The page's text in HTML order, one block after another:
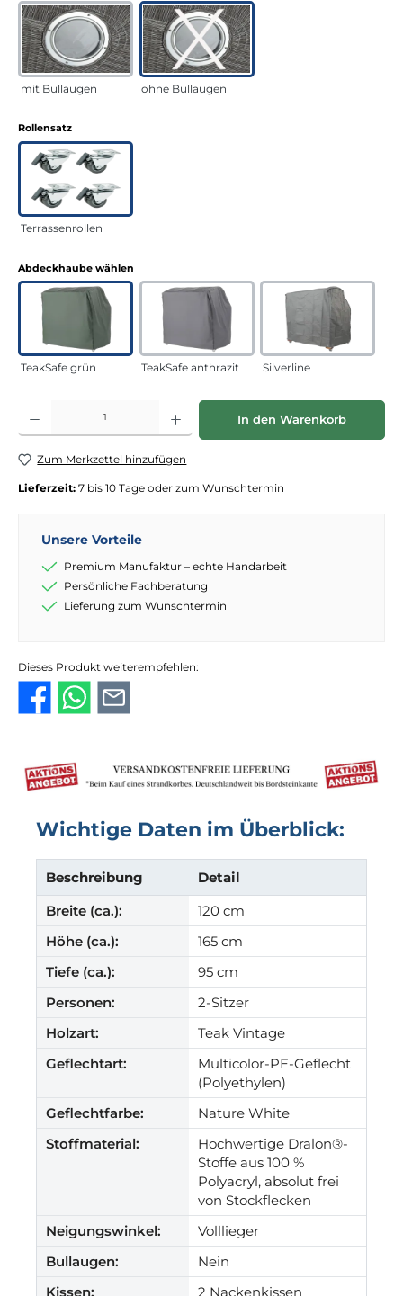
mit Bullaugen ohne Bullaugen
Rollensatzauswählen
Terrassenrollen
Abdeckhaube wählen
TeakSafe grün TeakSafe anthrazit Silverline
Produkt Anzahl: Gib den gewünschten Wert ein oder benutze die
In den Warenkorb
Zum Merkzettel hinzufügen
Lieferzeit: 7 bis 10 Tage oder zum Wunschtermin
Unsere Vorteile
Premium Manufaktur – echte Handarbeit
Persönliche Fachberatung
Lieferung zum Wunschtermin
Dieses Produkt weiterempfehlen:
Wichtige Daten im Überblick:
Beschreibung
Detail
Breite (ca.):
120 cm
Höhe (ca.):
165 cm
Tiefe (ca.):
95 cm
Personen:
2-Sitzer
Holzart:
Teak Vintage
Geflechtart:
Multicolor-PE-Geflecht
(Polyethylen)
Geflechtfarbe:
Nature White
Stoffmaterial:
Hochwertige Dralon®-
Stoffe aus 100 %
Polyacryl, absolut frei
von Stockflecken
Neigungswinkel:
Volllieger
Bullaugen:
Nein
Kissen:
2 Nackenkissen